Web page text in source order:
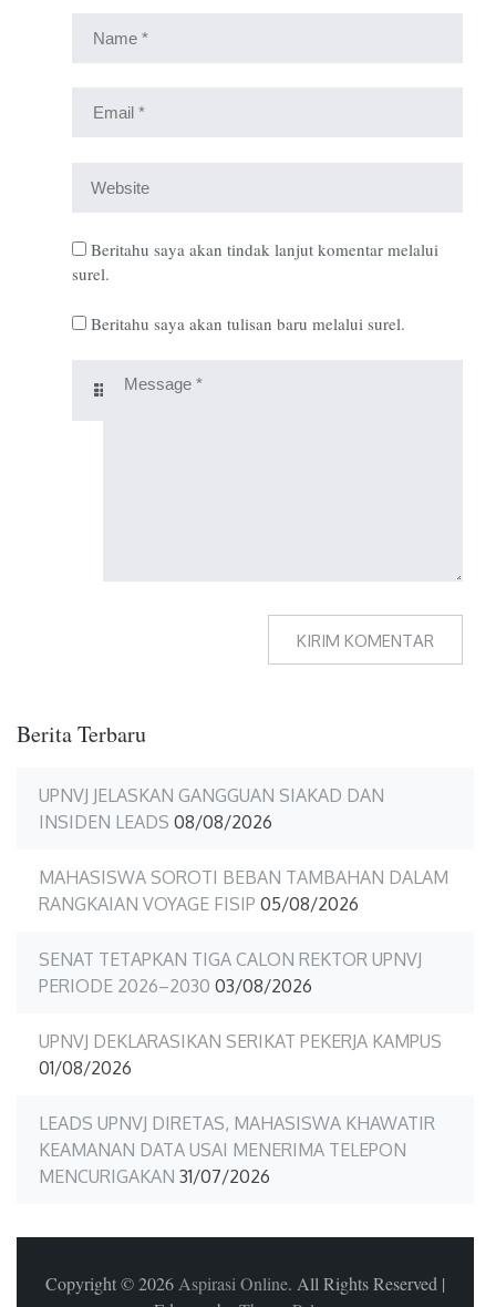
Beritahu saya akan tindak lanjut komentar melalui
surel.
Beritahu saya akan tulisan baru melalui surel.
Berita Terbaru
UPNVJ JELASKAN GANGGUAN SIAKAD DAN
INSIDEN LEADS 08/08/2026
MAHASISWA SOROTI BEBAN TAMBAHAN DALAM
RANGKAIAN VOYAGE FISIP 05/08/2026
SENAT TETAPKAN TIGA CALON REKTOR UPNVJ
PERIODE 2026–2030 03/08/2026
UPNVJ DEKLARASIKAN SERIKAT PEKERJA KAMPUS
01/08/2026
LEADS UPNVJ DIRETAS, MAHASISWA KHAWATIR
KEAMANAN DATA USAI MENERIMA TELEPON
MENCURIGAKAN 31/07/2026
Copyright © 2026 Aspirasi Online. All Rights Reserved |